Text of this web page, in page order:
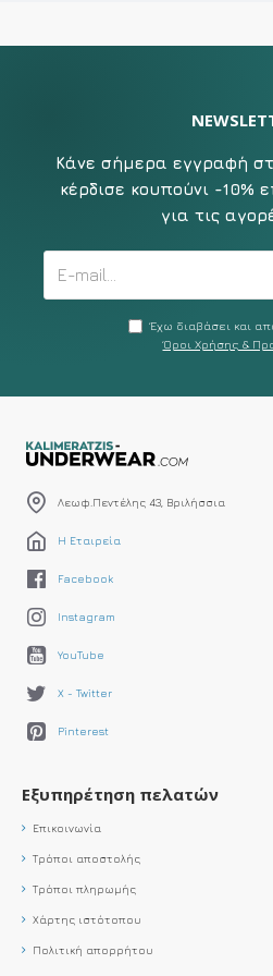
Κάνε σήμερα εγγραφή
κέρδισε κουπούνι -10%
για τις
Έχω διαβάσει και
Όροι Χρήσης &
Λεωφ.Πεντέλης 43, Βριλήσσια
Η Εταιρεία
Facebook
Instagram
YouTube
X - Twitter
Pinterest
Εξυπηρέτηση πελατών
Επικοινωνία
Τρόποι αποστολής
Τρόποι πληρωμής
Χάρτης ιστότοπου
Πολιτική απορρήτου